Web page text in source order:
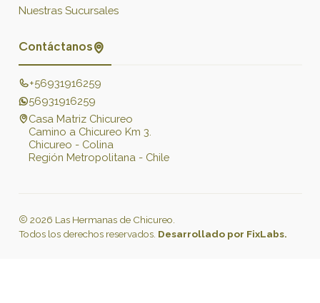
Nuestras Sucursales
Contáctanos
+56931916259
56931916259
Casa Matriz Chicureo
Camino a Chicureo Km 3.
Chicureo - Colina
Región Metropolitana - Chile
2026 Las Hermanas de Chicureo.
Todos los derechos reservados. Desarrollado por FixLabs.